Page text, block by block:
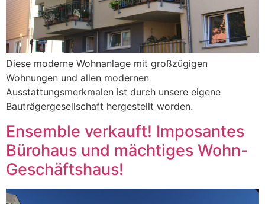
Diese moderne Wohnanlage mit großzügigen
Wohnungen und allen modernen
Ausstattungsmerkmalen ist durch unsere eigene
Bauträgergesellschaft hergestellt worden.
Ensemble verkauft! Imposantes
Bürohaus und mächtiges Wohn-
Geschäftshaus!